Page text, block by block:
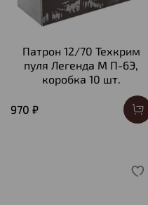
Патрон 12/70 Техкрим
пуля Легенда М П-6Э,
коробка 10 шт.
970 ₽